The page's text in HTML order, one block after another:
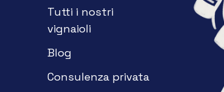
Tutti i nostri
vignaioli
Blog
Consulenza privata